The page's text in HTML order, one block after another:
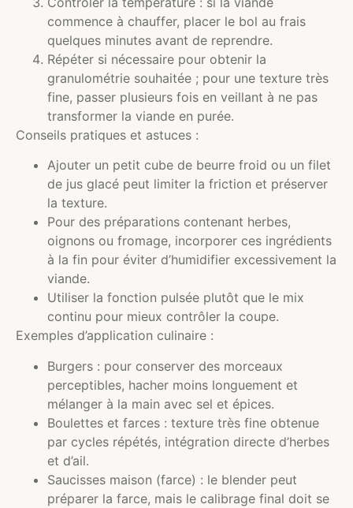
commence à chauffer, placer le bol au frais
quelques minutes avant de reprendre.
Répéter si nécessaire pour obtenir la
granulométrie souhaitée ; pour une texture très
fine, passer plusieurs fois en veillant à ne pas
transformer la viande en purée.
Conseils pratiques et astuces :
Ajouter un petit cube de beurre froid ou un filet
de jus glacé peut limiter la friction et préserver
la texture.
Pour des préparations contenant herbes,
oignons ou fromage, incorporer ces ingrédients
à la fin pour éviter d’humidifier excessivement la
viande.
Utiliser la fonction pulsée plutôt que le mix
continu pour mieux contrôler la coupe.
Exemples d’application culinaire :
Burgers : pour conserver des morceaux
perceptibles, hacher moins longuement et
mélanger à la main avec sel et épices.
Boulettes et farces : texture très fine obtenue
par cycles répétés, intégration directe d’herbes
et d’ail.
Saucisses maison (farce) : le blender peut
préparer la farce, mais le calibrage final doit se